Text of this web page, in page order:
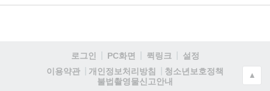
로그인 PC화면 퀵링크
설정
이용약관
개인정보처리방침
청소년보호정책
불법촬영물신고안내
▲